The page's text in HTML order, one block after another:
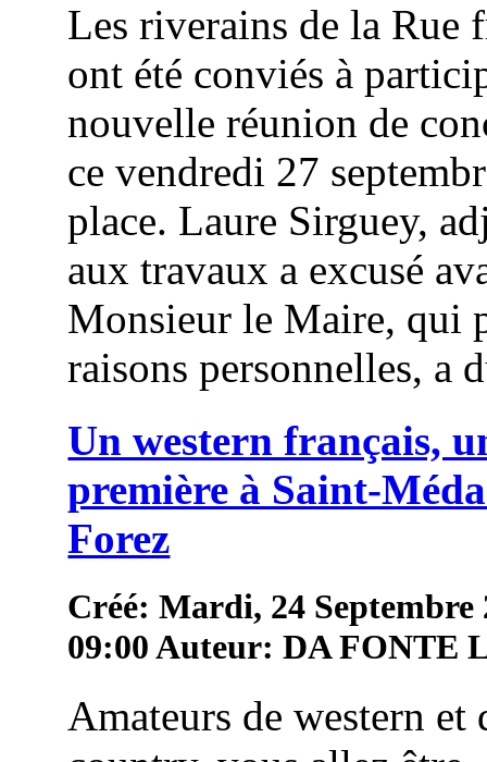
Les riverains de la Rue
ont été conviés à
nouvelle réunion de
ce vendredi 27
place. Laure Sirguey,
aux travaux a excusé
Monsieur le Maire, qui
raisons personnelles, a
Un western français,
première à Saint-
Forez
Créé: Mardi, 24 Septembre
09:00Auteur: DA FONTE
Amateurs de western et